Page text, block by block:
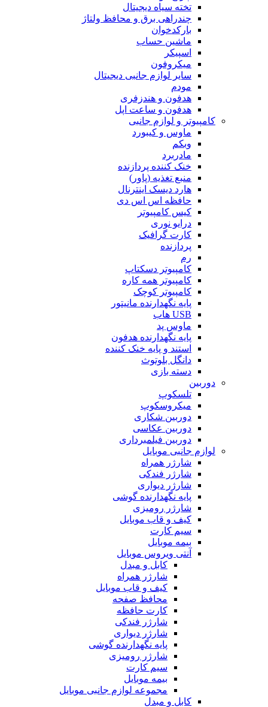
تخته سیاه دیجیتال
چندراهی برق و محافظ ولتاژ
بارکدخوان
ماشین حساب
اسپیکر
میکروفون
سایر لوازم جانبی دیجیتال
مودم
هدفون و هندزفری
هدفون و ساعت اپل
کامپیوتر و لوازم جانبی
ماوس و کیبورد
وبکم
مادربرد
خنک کننده پردازنده
منبع تغذیه (پاور)
هارد دیسک اینترنال
حافظه اس اس دی
کیس کامپیوتر
درایو نوری
کارت گرافیک
پردازنده
رم
کامپیوتر دسکتاپ
کامپیوتر همه کاره
کامپیوتر کوچک
پایه نگهدارنده مانیتور
USB هاب
ماوس پد
پایه نگهدارنده هدفون
استند و پایه خنک کننده
دانگل بلوتوث
دسته بازی
دوربین
تلسکوپ
میکروسکوپ
دوربین شکاری
دوربین عکاسی
دوربین فیلمبرداری
لوازم جانبی موبایل
شارژر همراه
شارژر فندکی
شارژر دیواری
پایه نگهدارنده گوشی
شارژر رومیزی
کیف و قاب موبایل
سیم کارت
بیمه موبایل
آنتی ویروس موبایل
کابل و مبدل
شارژر همراه
کیف و قاب موبایل
محافظ صفحه
کارت حافظه
شارژر فندکی
شارژر دیواری
پایه نگهدارنده گوشی
شارژر رومیزی
سیم کارت
بیمه موبایل
مجموعه لوازم جانبی موبایل
کابل و مبدل